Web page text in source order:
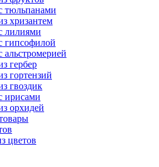
тюльпанами
хризантем
лилиями
гипсофилой
альстромерией
гербер
гортензий
гвоздик
ирисами
орхидей
цветов